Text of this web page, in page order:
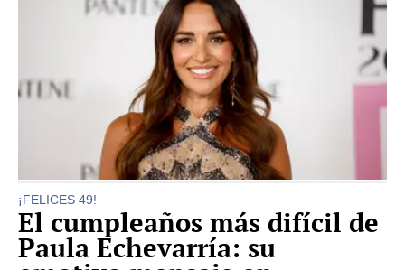
¡FELICES 49!
El cumpleaños más difícil de
Paula Echevarría: su